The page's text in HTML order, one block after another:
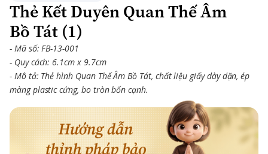
Thẻ Kết Duyên Quan Thế Âm
Bồ Tát (1)
- Mã số: FB-13-001
- Quy cách: 6.1cm x 9.7cm
- Mô tả: Thẻ hình Quan Thế Âm Bồ Tát, chất liệu giấy dày dặn, ép
màng plastic cứng, bo tròn bốn cạnh.